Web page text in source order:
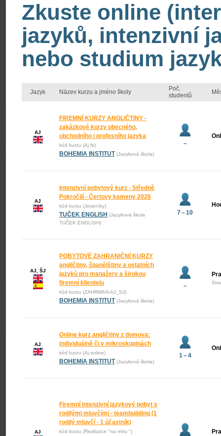
Zkuste online
jazyků, intenzivní
nebo studium
Jazyk Název kurzu a jméno školy
Poč.
studentů
AJ
FIREMNÍ KURZY ANGLIČTINY -
zakázkové kurzy obecného,
obchodního i profesního jazyka
kód kurzu (Aj fir)
BOHEMIA INSTITUT (Jazyková škola)
–
AJ
Intenzivní pobytový kurz - Středně
Pokročilí - Čertovy kameny 2026
kód kurzu (Jeseníky)
TUČEK ENGLISH (Jazyková škola
TUČEK ENGLISH)
7 – 10
AJ, ŠJ
POBYTOVÉ ZAHRANIČNÍ KURZY
angličtiny, španělštiny a ostatních
jazyků pro manažery a širokou
firemní klientelu
kód kurzu (ZAHRMAN-AJ_SJ)
BOHEMIA INSTITUT (Jazyková škola)
–
AJ
Online kurz angličtiny z domova:
individuálně či v mikroskupinách
kód kurzu (Aj online)
BOHEMIA INSTITUT (Jazyková škola)
1 – 4
AJ
Firemní intenzivní jazykový pobyt s
rodilými mluvčími - teambuilding (1
rodilý mluvčí - 1 účastník)
kód kurzu (Realizace "na míru ")